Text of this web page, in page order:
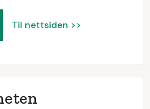
Til nettsiden >>